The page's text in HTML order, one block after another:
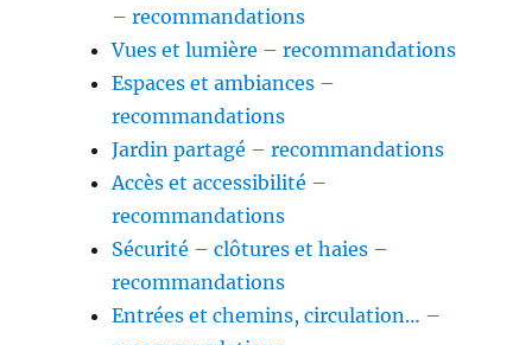
– recommandations
Vues et lumière – recommandations
Espaces et ambiances –
recommandations
Jardin partagé – recommandations
Accès et accessibilité –
recommandations
Sécurité – clôtures et haies –
recommandations
Entrées et chemins, circulation… –